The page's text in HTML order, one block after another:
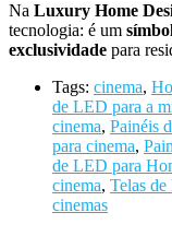
Na Luxury Home
tecnologia: é um
exclusividade para
Tags: cinema,
de LED para a
cinema, Painéis
para cinema,
de LED para
cinema, Telas
cinemas